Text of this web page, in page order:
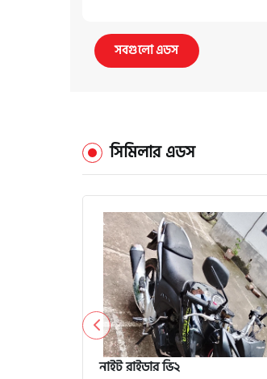
সবগুলো এডস
সিমিলার এডস
নাইট রাইডার ভি২